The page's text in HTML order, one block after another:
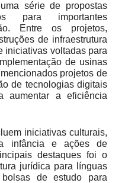
série de propostas
para importantes
Entre os projetos,
de infraestrutura
iniciativas voltadas para
de usinas
projetos de
de tecnologias digitais
aumentar a eficiência
iniciativas culturais,
infância e ações de
destaques foi o
jurídica para línguas
de estudo para